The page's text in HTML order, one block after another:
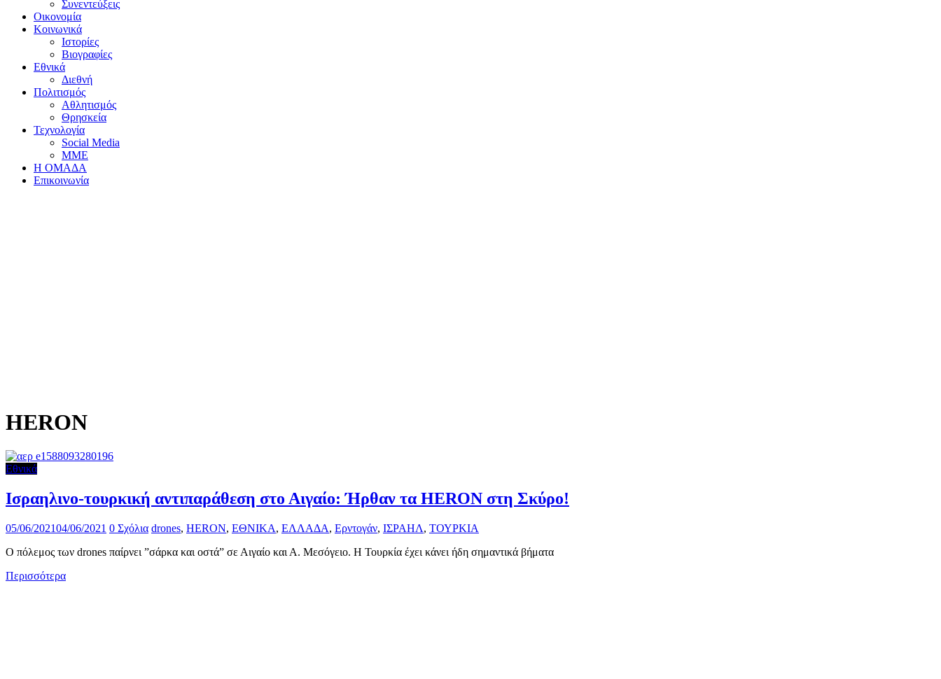
Συνεντεύξεις
Οικονομία
Κοινωνικά
Ιστορίες
Βιογραφίες
Εθνικά
Διεθνή
Πολιτισμός
Αθλητισμός
Θρησκεία
Τεχνολογία
Social Media
ΜΜΕ
Η ΟΜΑΔΑ
Επικοινωνία
HERON
Εθνικά
Ισραηλινο-τουρκική αντιπαράθεση στο Αιγαίο: Ήρθαν τα HERON στη Σκύρο!
05/06/202104/06/2021 0 Σχόλια drones, HERON, ΕΘΝΙΚΑ, ΕΛΛΑΔΑ, Ερντογάν, ΙΣΡΑΗΛ, ΤΟΥΡΚΙΑ
Ο πόλεμος των drones παίρνει ”σάρκα και οστά” σε Αιγαίο και Α. Μεσόγειο. Η Τουρκία έχει κάνει ήδη σημαντικά βήματα
Περισσότερα